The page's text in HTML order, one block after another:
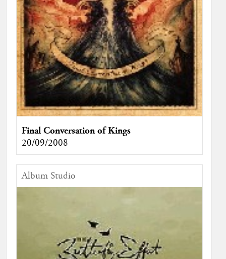
Final Conversation of Kings
20/09/2008
Album Studio